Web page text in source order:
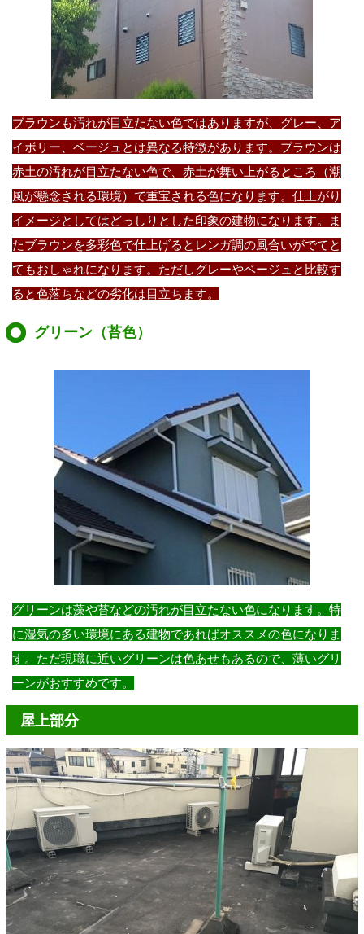
ブラウンも汚れが目立たない色ではありますが、グレー、ア
イボリー、ベージュとは異なる特徴があります。ブラウンは
赤土の汚れが目立たない色で、赤土が舞い上がるところ（潮
風が懸念される環境）で重宝される色になります。仕上がり
イメージとしてはどっしりとした印象の建物になります。ま
たブラウンを多彩色で仕上げるとレンガ調の風合いがでてと
てもおしゃれになります。ただしグレーやベージュと比較す
ると色落ちなどの劣化は目立ちます。
グリーン（苔色）
グリーンは藻や苔などの汚れが目立たない色になります。特
に湿気の多い環境にある建物であればオススメの色になりま
す。ただ現職に近いグリーンは色あせもあるので、薄いグリ
ーンがおすすめです。
屋上部分